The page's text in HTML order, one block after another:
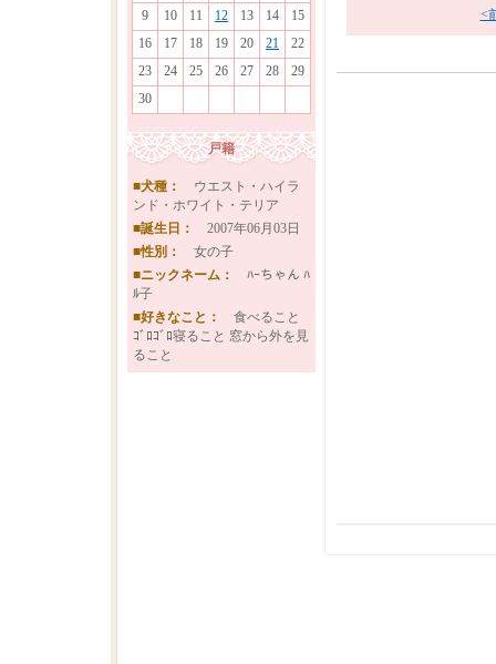
9
10 11 12 13 14
15
16
17 18 19 20 21
22
23
24 25 26 27 28
29
30
戸籍
■犬種： ウエスト・ハイラ
ンド・ホワイト・テリア
■誕生日： 2007年06月03日
■性別： 女の子
■ニックネーム： ﾊｰちゃん ﾊ
ﾙ子
■好きなこと： 食べること
ｺﾞﾛｺﾞﾛ寝ること 窓から外を見
ること
<